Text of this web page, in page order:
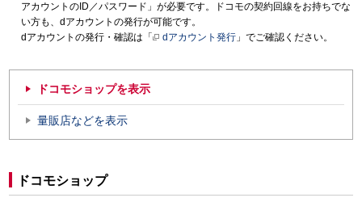
アカウントのID／パスワード」が必要です。ドコモの契約回線をお持ちでな
い方も、dアカウントの発行が可能です。
dアカウントの発行・確認は「
dアカウント発行 」でご確認ください。
ドコモショップを表示
量販店などを表示
ドコモショップ